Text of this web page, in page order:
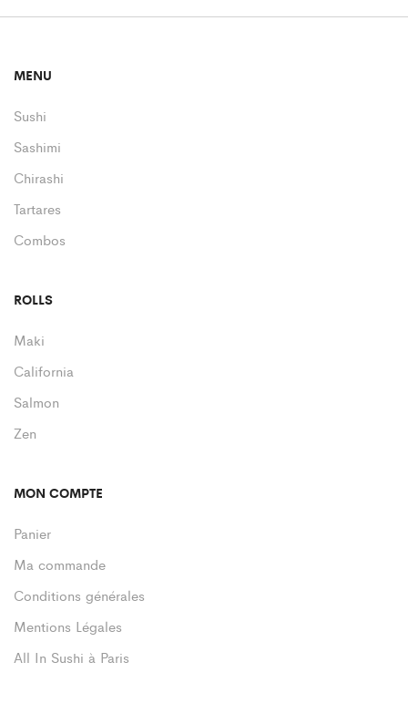
MENU
Sushi
Sashimi
Chirashi
Tartares
Combos
ROLLS
Maki
California
Salmon
Zen
MON COMPTE
Panier
Ma commande
Conditions générales
Mentions Légales
All In Sushi à Paris